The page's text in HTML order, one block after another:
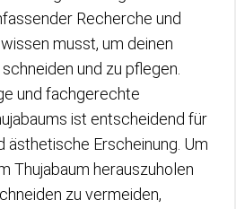
Recherche und
musst, um deinen
und zu pflegen.
und fachgerechte
ist entscheidend für
ästhetische Erscheinung. Um
Thujabaum herauszuholen
zu vermeiden,